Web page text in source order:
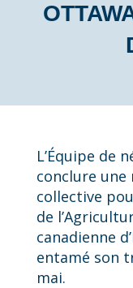
L’Équipe de
conclure une
collective
de
canadienne
entamé son
mai.